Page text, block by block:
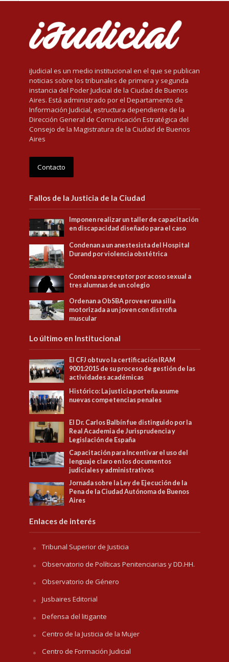
iJudicial es un medio institucional en el que se publican
noticias sobre los tribunales de primera y segunda
instancia del Poder Judicial de la Ciudad de Buenos
Aires. Está administrado por el Departamento de
Información Judicial, estructura dependiente de la
Dirección General de Comunicación Estratégica del
Consejo de la Magistratura de la Ciudad de Buenos
Aires
Contacto
Fallos de la Justicia de la Ciudad
Imponen realizar un taller de capacitación
en discapacidad diseñado para el caso
Condenan a un anestesista del Hospital
Durand por violencia obstétrica
Condena a preceptor por acoso sexual a
tres alumnas de un colegio
Ordenan a ObSBA proveer una silla
motorizada a un joven con distrofia
muscular
Lo último en Institucional
El CFJ obtuvo la certificación IRAM
9001:2015 de su proceso de gestión de las
actividades académicas
Histórico: La justicia porteña asume
nuevas competencias penales
El Dr. Carlos Balbín fue distinguido por la
Real Academia de Jurisprudencia y
Legislación de España
Capacitación para Incentivar el uso del
lenguaje claro en los documentos
judiciales y administrativos
Jornada sobre la Ley de Ejecución de la
Pena de la Ciudad Autónoma de Buenos
Aires
Enlaces de interés
Tribunal Superior de Justicia
Observatorio de Políticas Penitenciarias y DD.HH.
Observatorio de Género
Jusbaires Editorial
Defensa del litigante
Centro de la Justicia de la Mujer
Centro de Formación Judicial